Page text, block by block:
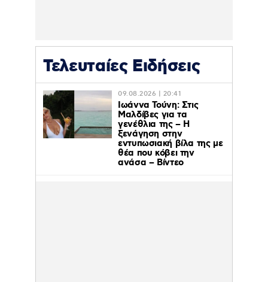
Τελευταίες Ειδήσεις
09.08.2026 | 20:41
Ιωάννα Τούνη: Στις
Μαλδίβες για τα
γενέθλια της – H
ξενάγηση στην
εντυπωσιακή βίλα της με
θέα που κόβει την
ανάσα – Βίντεο